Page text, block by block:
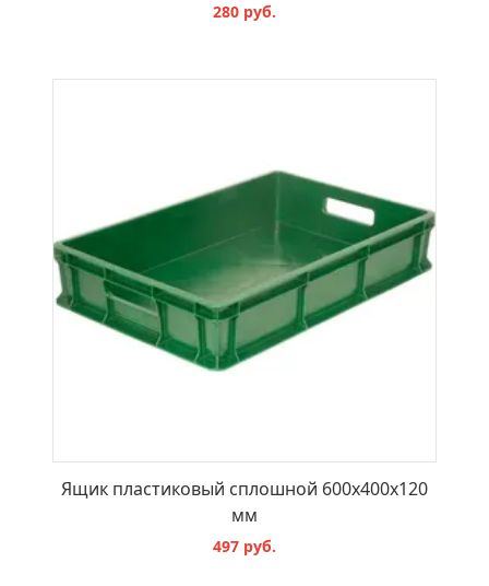
280 руб.
В КОРЗИНУ
Ящик пластиковый сплошной 600х400х120
мм
497 руб.